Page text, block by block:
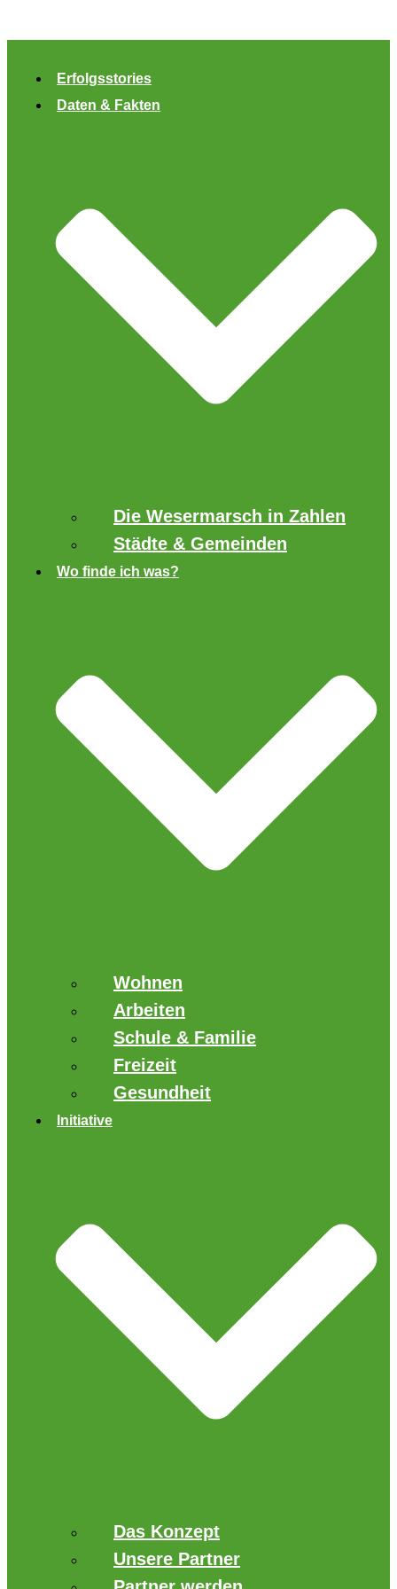
springenErfolgsstories
Daten & Fakten
Die Wesermarsch in Zahlen
Städte & Gemeinden
Wo finde ich was?
Wohnen
Arbeiten
Schule & Familie
Freizeit
Gesundheit
Initiative
Das Konzept
Unsere Partner